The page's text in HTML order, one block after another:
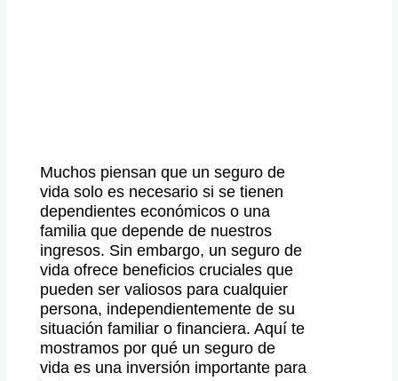
Muchos piensan que un seguro de
vida solo es necesario si se tienen
dependientes económicos o una
familia que depende de nuestros
ingresos. Sin embargo, un seguro de
vida ofrece beneficios cruciales que
pueden ser valiosos para cualquier
persona, independientemente de su
situación familiar o financiera. Aquí te
mostramos por qué un seguro de
vida es una inversión importante para